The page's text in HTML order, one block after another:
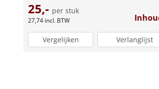
25,- per stuk
27,74 incl. BTW
Vergelijken Verlanglijst